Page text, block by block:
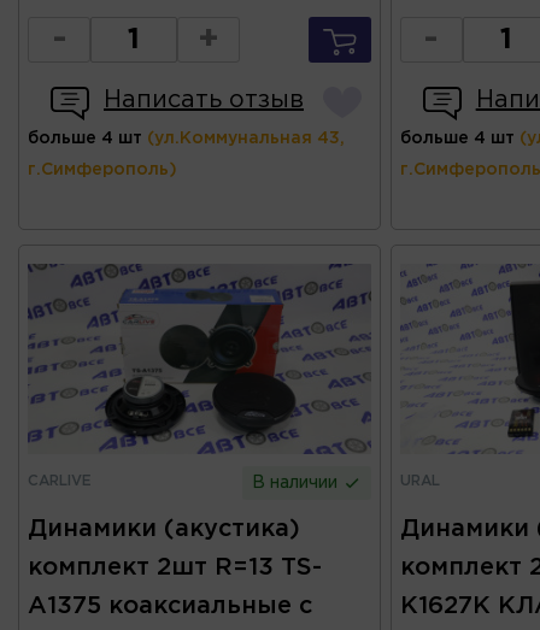
- +
Написать отзыв
больше 4 шт (ул.Коммунальная 43,
г.Симферополь)
-
больше 4 шт
CARLIVE В наличии
Динамики (акустика)
комплект 2шт R=13 TS-
A1375 коаксиальные с
URAL
Динамики
комплект
К1627К